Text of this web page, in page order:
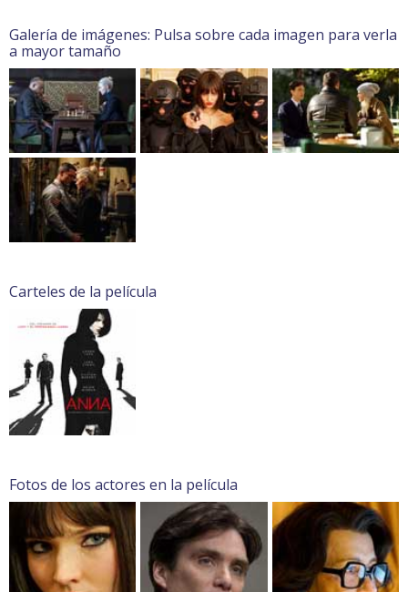
Galería de imágenes: Pulsa sobre cada imagen para verla
a mayor tamaño
Carteles de la película
Fotos de los actores en la película